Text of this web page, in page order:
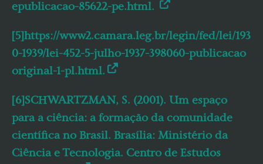
epublicacao-85622-pe.html.
[5]https://www2.camara.leg.br/legin/fed/lei/193
0-1939/lei-452-5-julho-1937-398060-publicacao
original-1-pl.html.
[6]SCHWARTZMAN, S. (2001). Um espaço
para a ciência: a formação da comunidade
científica no Brasil. Brasília: Ministério da
Ciência e Tecnologia. Centro de Estudos